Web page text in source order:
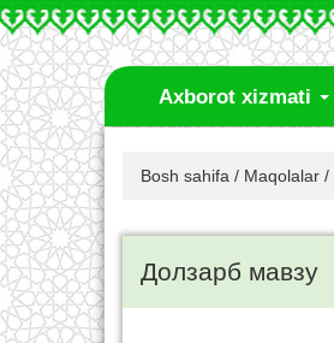
Axborot xizmati
Bosh sahifa / Maqolalar /
Долзарб мавзу